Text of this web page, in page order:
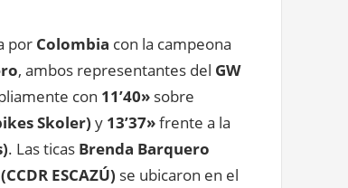
por Colombia con la campeona
, ambos representantes del GW
con 11’40» sobre
Skoler) y 13’37»frente a la
. Las ticas Brenda Barquero
ESCAZÚ) se ubicaron en el